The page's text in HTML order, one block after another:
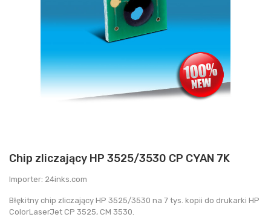
Chip zliczający HP 3525/3530 CP CYAN 7K
Importer: 24inks.com
Błękitny chip zliczający HP 3525/3530 na 7 tys. kopii do drukarki HP
ColorLaserJet CP 3525, CM 3530 .